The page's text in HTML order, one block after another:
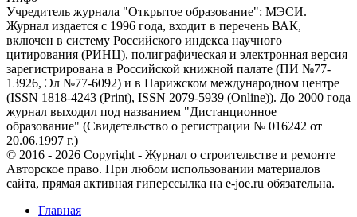
Учредитель журнала "Открытое образование": МЭСИ.
Журнал издается с 1996 года, входит в перечень ВАК,
включен в систему Российского индекса научного
цитирования (РИНЦ), полиграфическая и электронная версия
зарегистрирована в Российской книжной палате (ПИ №77-
13926, Эл №77-6092) и в Парижском международном центре
(ISSN 1818-4243 (Print), ISSN 2079-5939 (Online)). До 2000 года
журнал выходил под названием "Дистанционное
образование" (Свидетельство о регистрации № 016242 от
20.06.1997 г.)
© 2016 - 2026 Copyright - Журнал о строительстве и ремонте
Авторское право. При любом использовании материалов
сайта, прямая активная гиперссылка на e-joe.ru обязательна.
Главная